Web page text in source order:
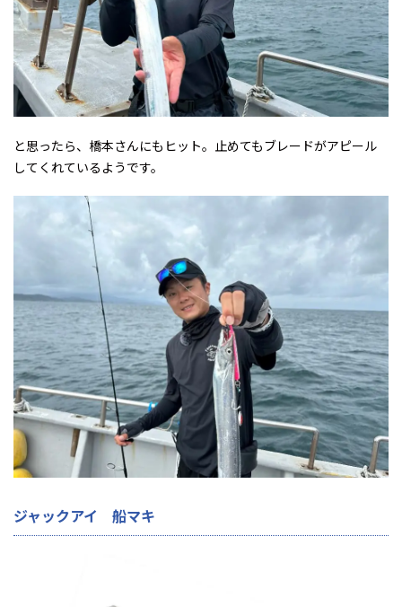
と思ったら、橋本さんにもヒット。止めてもブレードがアピール
してくれているようです。
ジャックアイ 船マキ